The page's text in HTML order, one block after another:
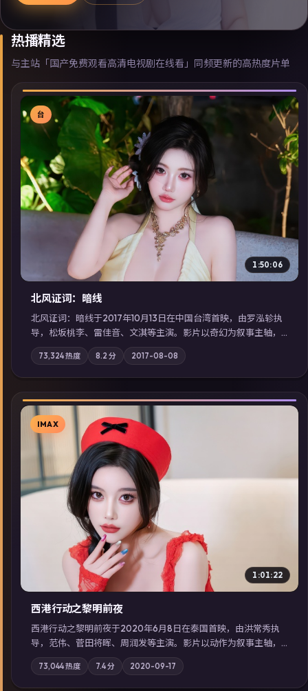
热播精选
与主站「国产免费观看高清电视剧在线看」同频更新的高热度片单
▶
台
1:50:06
北风证词：暗线
北风证词：暗线于2017年10月13日在中国台湾首映，由罗泓轸执
导，松坂桃李、雷佳音、文淇等主演。影片以奇幻为叙事主轴，
旧案重提，真相与谎言在同一条时间线上交锋；摄影与配乐强化
地域气质；站内亦可通过「国产免费观看高清电视剧在线看」延
展检索同类型高分佳作，畅享高清在线追剧体验。
73,324热度 8.2 分 2017-08-08
▶
IMAX
1:01:22
西港行动之黎明前夜
西港行动之黎明前夜于2020年6月8日在泰国首映，由洪常秀执
导，范伟、菅田将晖、周润发等主演。影片以动作为叙事主轴，
亲情与职责必须在倒计时结束前做出抉择；摄影与配乐强化地域
气质；站内亦可通过「国产免费观看高清电视剧在线看」延展检
索同类型高分佳作，畅享高清在线追剧体验。
73,044热度 7.4分 2020-09-17